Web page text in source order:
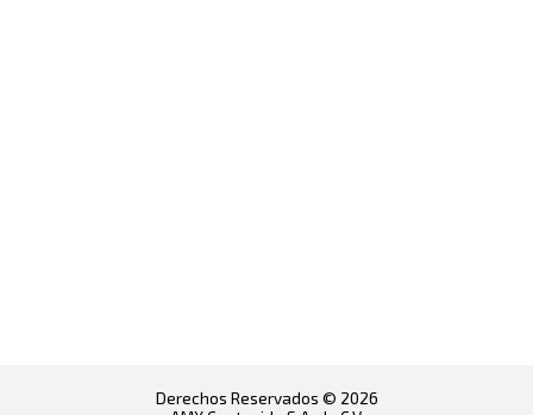
Derechos Reservados © 2026